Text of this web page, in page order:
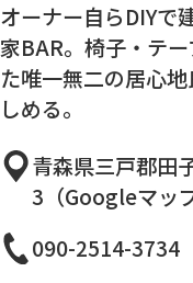
オーナー自らDIYで
家BAR。椅子・テ
た唯一無二の居心
しめる。
青森県三戸郡田
3（Googleマッ
090-2514-3734